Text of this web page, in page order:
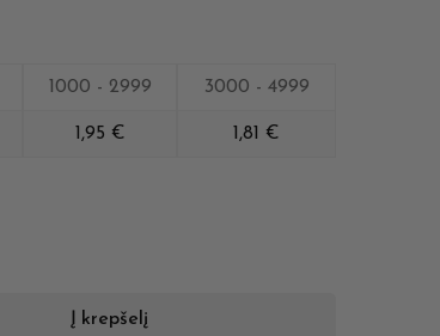
1000 - 2999 3000 - 4999
1,95 € 1,81 €
Į krepšelį